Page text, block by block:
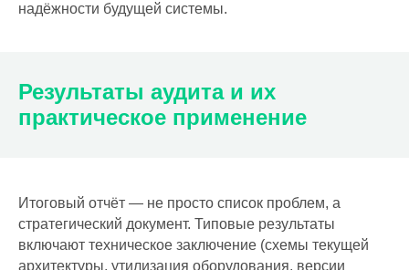
надёжности будущей системы.
Результаты аудита и их
практическое применение
Итоговый отчёт — не просто список проблем, а
стратегический документ. Типовые результаты
включают техническое заключение (схемы текущей
архитектуры, утилизация оборудования, версии